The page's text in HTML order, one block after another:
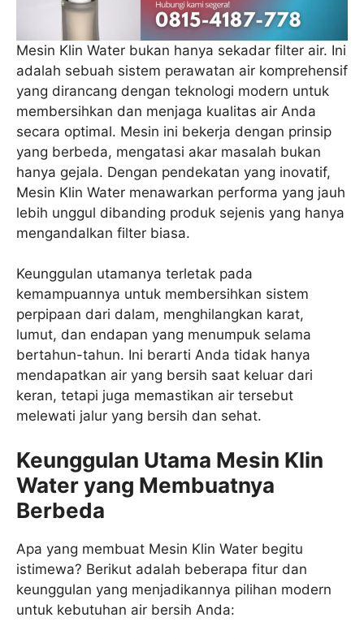
Mesin Klin Water bukan hanya sekadar filter air. Ini
adalah sebuah sistem perawatan air komprehensif
yang dirancang dengan teknologi modern untuk
membersihkan dan menjaga kualitas air Anda
secara optimal. Mesin ini bekerja dengan prinsip
yang berbeda, mengatasi akar masalah bukan
hanya gejala. Dengan pendekatan yang inovatif,
Mesin Klin Water menawarkan performa yang jauh
lebih unggul dibanding produk sejenis yang hanya
mengandalkan filter biasa.
Keunggulan utamanya terletak pada
kemampuannya untuk membersihkan sistem
perpipaan dari dalam, menghilangkan karat,
lumut, dan endapan yang menumpuk selama
bertahun-tahun. Ini berarti Anda tidak hanya
mendapatkan air yang bersih saat keluar dari
keran, tetapi juga memastikan air tersebut
melewati jalur yang bersih dan sehat.
Keunggulan Utama Mesin Klin
Water yang Membuatnya
Berbeda
Apa yang membuat Mesin Klin Water begitu
istimewa? Berikut adalah beberapa fitur dan
keunggulan yang menjadikannya pilihan modern
untuk kebutuhan air bersih Anda: